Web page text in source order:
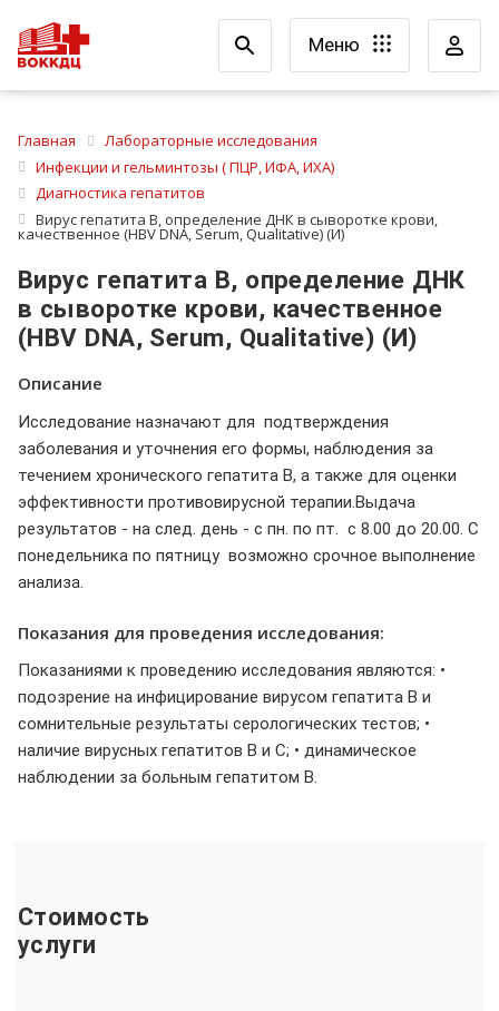
Меню
Главная
Лабораторные исследования
Инфекции и гельминтозы ( ПЦР, ИФА, ИХА)
Диагностика гепатитов
Вирус гепатита B, определение ДНК в сыворотке крови,
качественное (HBV DNA, Serum, Qualitative) (И)
Вирус гепатита B, определение ДНК
в сыворотке крови, качественное
(HBV DNA, Serum, Qualitative) (И)
Описание
Исследование назначают для подтверждения
заболевания и уточнения его формы, наблюдения за
течением хронического гепатита В, а также для оценки
эффективности противовирусной терапии.Выдача
результатов - на след. день - с пн. по пт. с 8.00 до 20.00. С
понедельника по пятницу возможно срочное выполнение
анализа.
Показания для проведения исследования:
Показаниями к проведению исследования являются: •
подозрение на инфицирование вирусом гепатита В и
сомнительные результаты серологических тестов; •
наличие вирусных гепатитов В и С; • динамическое
наблюдении за больным гепатитом В.
Стоимость
услуги